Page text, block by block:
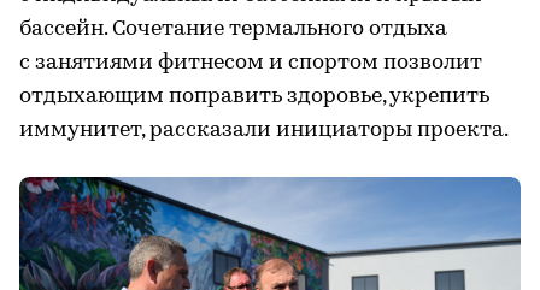
бассейн. Сочетание термального отдыха
с занятиями фитнесом и спортом позволит
отдыхающим поправить здоровье, укрепить
иммунитет, рассказали инициаторы проекта.